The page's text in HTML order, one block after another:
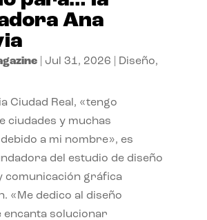
Ana
| Jul 31, 2026 Diseño,
Ciudad Real, «tengo
ciudades y muchas
a mi nombre», es
del estudio de diseño
comunicación gráfica
«Me dedico al diseño
encanta solucionar